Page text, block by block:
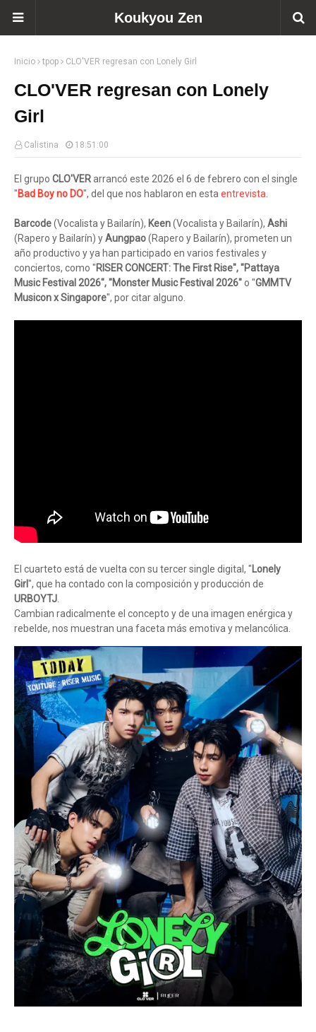
Koukyou Zen
Inicio tpop CLO'VER regresan con Lonely Girl
CLO'VER regresan con Lonely
Girl
Calistina 18:51:00
El grupo CLO'VERarrancó este 2026 el 6 de febrero con el single
"Bad Boy no DO", del que nos hablaron en esta entrevista
Barcode(Vocalista y Bailarín), Keen(Vocalista y Bailarín), Ashi
(Rapero y Bailarín) yAungpao(Rapero y Bailarín), prometen un
año productivo y ya han participado en varios festivales y
conciertos, como "RISER CONCERT: The First Rise", "Pattaya
Music Festival 2026", "Monster Music Festival 2026"o "GMMTV
Musicon x Singapore", por citar alguno.
El cuarteto está de vuelta con su tercer single digital, "Lonely
Girl", que ha contado con la composición y producción de
URBOYTJ
Cambian radicalmente el concepto y de una imagen enérgica y
rebelde, nos muestran una faceta más emotiva y melancólica.